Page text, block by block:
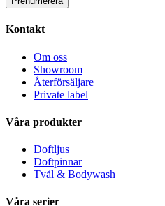
Kontakt
Om oss
Showroom
Återförsäljare
Private label
Våra produkter
Doftljus
Doftpinnar
Tvål & Bodywash
Våra serier